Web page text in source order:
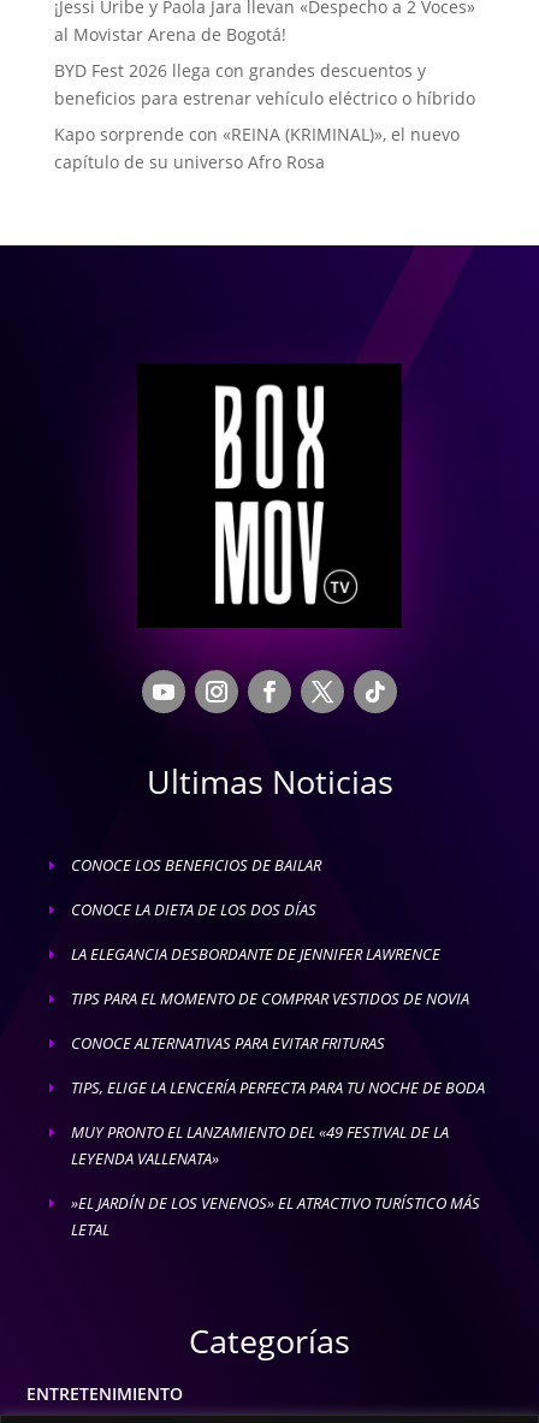
¡Jessi Uribe y Paola Jara llevan «Despecho a 2 Voces»
al Movistar Arena de Bogotá!
BYD Fest 2026 llega con grandes descuentos y
beneficios para estrenar vehículo eléctrico o híbrido
Kapo sorprende con «REINA (KRIMINAL)», el nuevo
capítulo de su universo Afro Rosa
Ultimas Noticias
E CONOCE LOS BENEFICIOS DE BAILAR
E CONOCE LA DIETA DE LOS DOS DÍAS
E LA ELEGANCIA DESBORDANTE DE JENNIFER LAWRENCE
E TIPS PARA EL MOMENTO DE COMPRAR VESTIDOS DE NOVIA
E CONOCE ALTERNATIVAS PARA EVITAR FRITURAS
E TIPS, ELIGE LA LENCERÍA PERFECTA PARA TU NOCHE DE BODA
E
MUY PRONTO EL LANZAMIENTO DEL «49 FESTIVAL DE LA
LEYENDA VALLENATA»
E
»EL JARDÍN DE LOS VENENOS» EL ATRACTIVO TURÍSTICO MÁS
LETAL
Categorías
ENTRETENIMIENTO